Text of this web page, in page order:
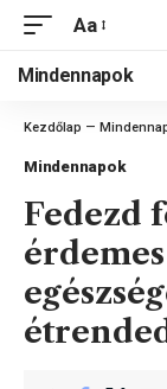
Aa
Mindennapok
Kezdőlap —
Mindennapok
Fedezd